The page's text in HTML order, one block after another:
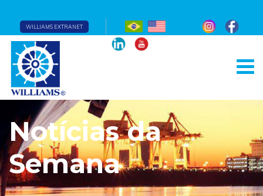
WILLIAMS EXTRANET
Notícias da
Semana